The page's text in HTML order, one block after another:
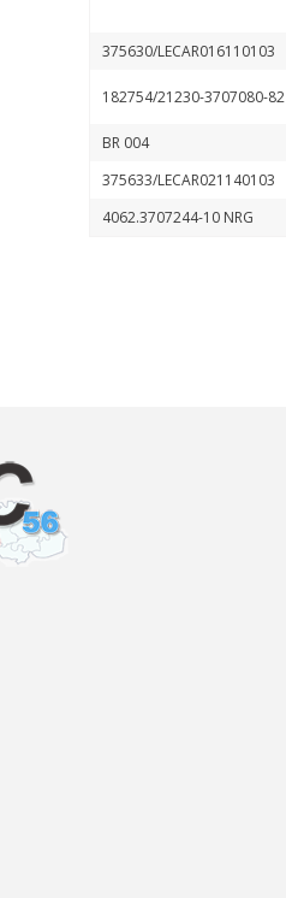
375630/LECAR016110103
182754/21230-3707080-82
BR 004
375633/LECAR021140103
4062.3707244-10 NRG